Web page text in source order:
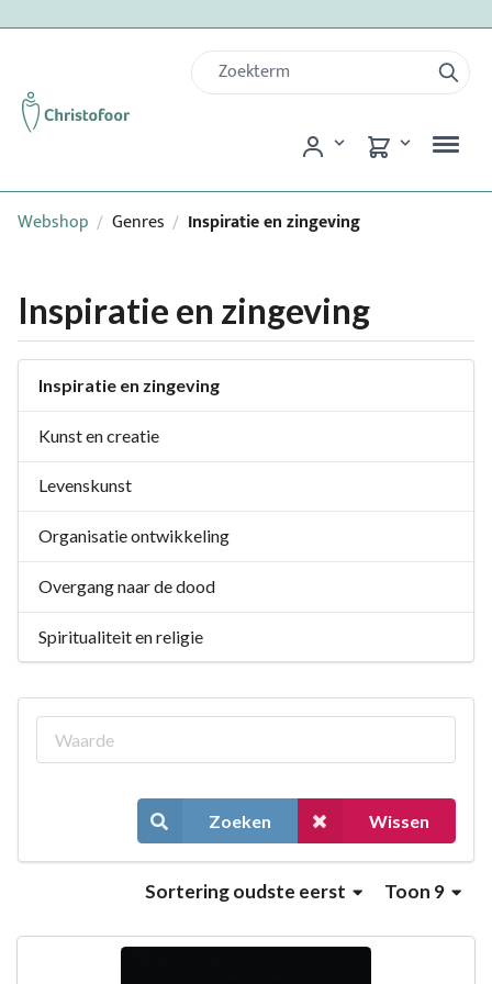
Webshop / Genres / Inspiratie en zingeving
Inspiratie en zingeving
Inspiratie en zingeving
Kunst en creatie
Levenskunst
Organisatie ontwikkeling
Overgang naar de dood
Spiritualiteit en religie
Zoeken Wissen
Toon 9
Sorteringoudste eerst